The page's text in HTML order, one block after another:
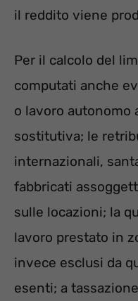
il reddito viene
Per il calcolo del
computati anche
o lavoro autonomo
sostitutiva; le
internazionali,
fabbricati
sulle locazioni; la
lavoro prestato in
invece esclusi da
esenti; a